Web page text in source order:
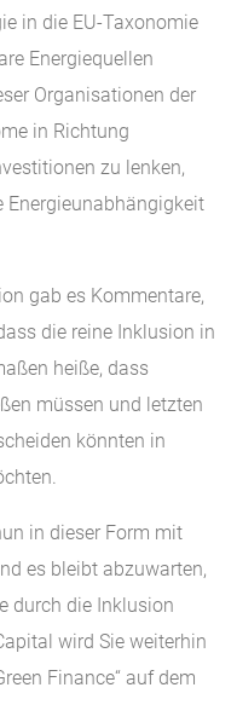
in die EU-Taxonomie
Energiequellen
Organisationen der
in Richtung
zu lenken,
Energieunabhängigkeit
gab es Kommentare,
die reine Inklusion in
heiße, dass
müssen und letzten
könnten in
in dieser Form mit
es bleibt abzuwarten,
durch die Inklusion
wird Sie weiterhin
Finance“ auf dem